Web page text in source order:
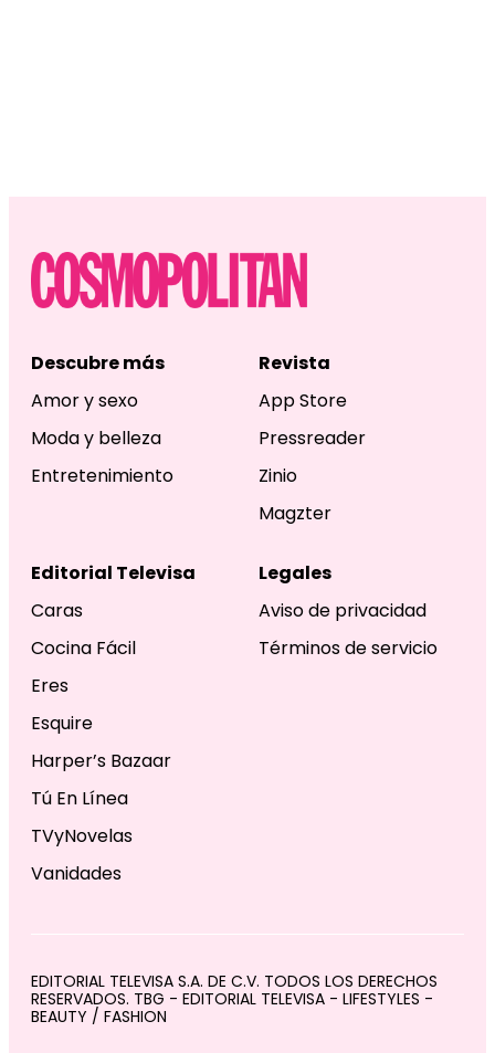
Descubre más
Amor y sexo
Moda y belleza
Entretenimiento
Revista
App Store
Pressreader
Zinio
Magzter
Editorial Televisa
Caras
Cocina Fácil
Eres
Esquire
Harper’s Bazaar
Tú En Línea
TVyNovelas
Vanidades
Legales
Aviso de privacidad
Términos de servicio
EDITORIAL TELEVISA S.A. DE C.V. TODOS LOS DERECHOS
RESERVADOS. TBG - EDITORIAL TELEVISA - LIFESTYLES -
BEAUTY / FASHION